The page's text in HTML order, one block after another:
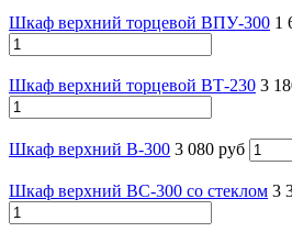
Шкаф верхний торцевой ВПУ-300 1
Шкаф верхний торцевой ВТ-230 3
Шкаф верхний В-300 3 080 руб
Шкаф верхний ВС-300 со стеклом 3